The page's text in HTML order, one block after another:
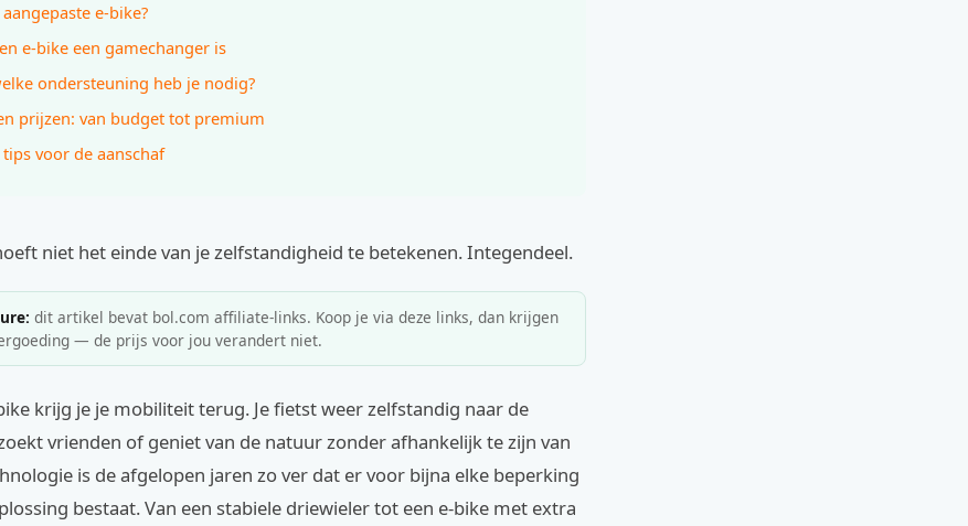
e-bike?
e-bike een gamechanger is
ondersteuning heb je nodig?
prijzen: van budget tot premium
voor de aanschaf
niet het einde van je zelfstandigheid te betekenen. Integendeel.
dit artikel bevat bol.com affiliate-links. Koop je via deze links, dan krijgen
— de prijs voor jou verandert niet.
krijg je je mobiliteit terug. Je fietst weer zelfstandig naar de
vrienden of geniet van de natuur zonder afhankelijk te zijn van
is de afgelopen jaren zo ver dat er voor bijna elke beperking
bestaat. Van een stabiele driewieler tot een e-bike met extra